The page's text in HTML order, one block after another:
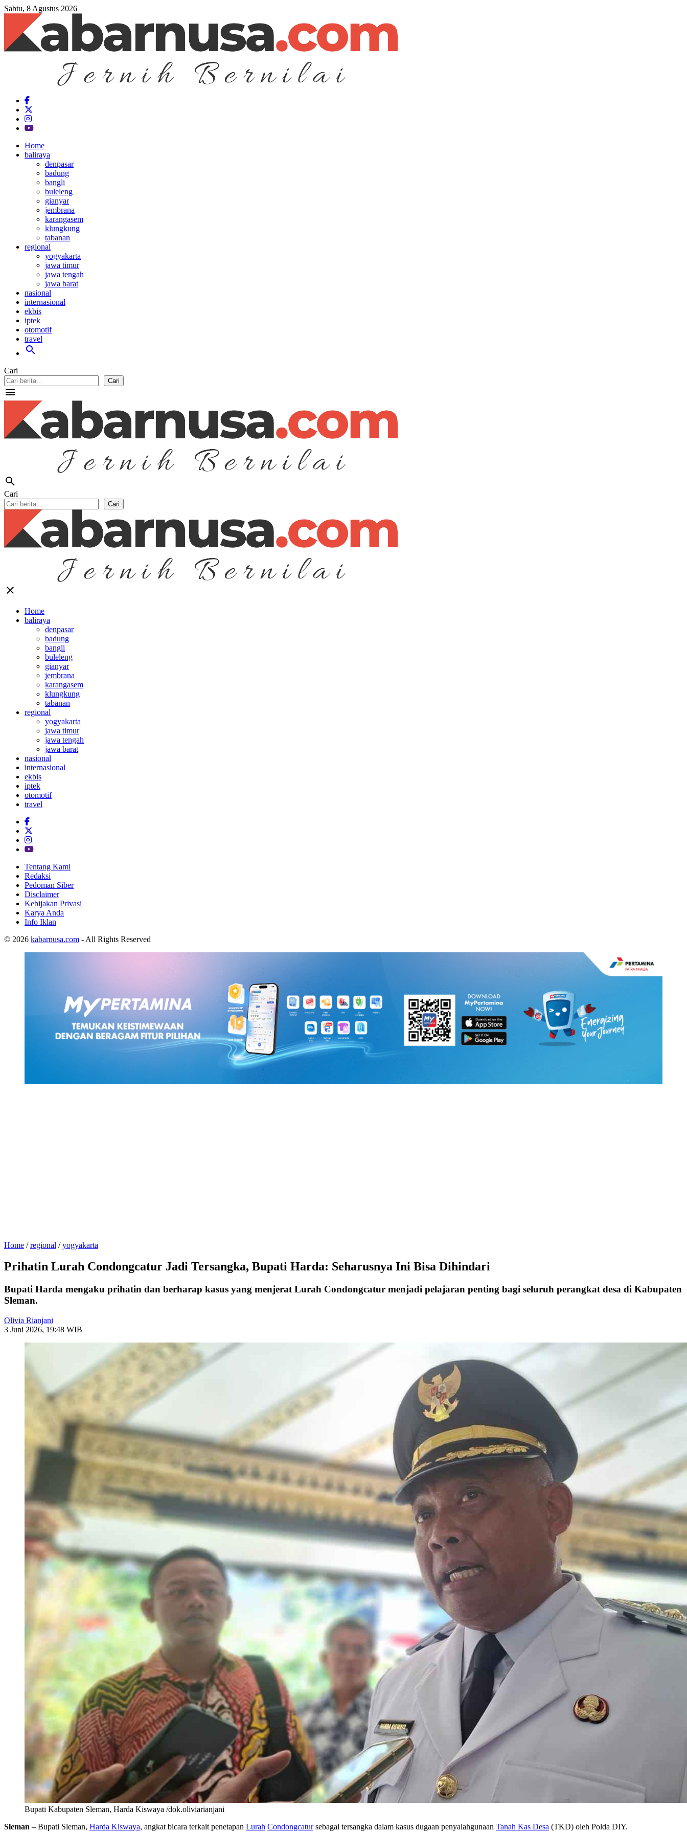
Sabtu, 8 Agustus 2026
Home
baliraya
denpasar
badung
bangli
buleleng
gianyar
jembrana
karangasem
klungkung
tabanan
regional
yogyakarta
jawa timur
jawa tengah
jawa barat
nasional
internasional
ekbis
iptek
otomotif
travel
search
Cari
Cari
menu
search
Cari
Cari
close
Home
baliraya
denpasar
badung
bangli
buleleng
gianyar
jembrana
karangasem
klungkung
tabanan
regional
yogyakarta
jawa timur
jawa tengah
jawa barat
nasional
internasional
ekbis
iptek
otomotif
travel
Tentang Kami
Redaksi
Pedoman Siber
Disclaimer
Kebijakan Privasi
Karya Anda
Info Iklan
© 2026 kabarnusa.com - All Rights Reserved
Home /regional /yogyakarta
Prihatin Lurah Condongcatur Jadi Tersangka, Bupati Harda: Seharusnya Ini Bisa Dihindari
Bupati Harda mengaku prihatin dan berharap kasus yang menjerat Lurah Condongcatur menjadi pelajaran penting bagi seluruh perangkat desa di Kabupaten
Sleman.
Olivia Rianjani
3 Juni 2026, 19:48 WIB
Bupati Kabupaten Sleman, Harda Kiswaya /dok.oliviarianjani
Sleman – Bupati Sleman, Harda Kiswaya, angkat bicara terkait penetapan Lurah Condongcatursebagai tersangka dalam kasus dugaan penyalahgunaan Tanah Kas Desa (TKD) oleh Polda DIY.